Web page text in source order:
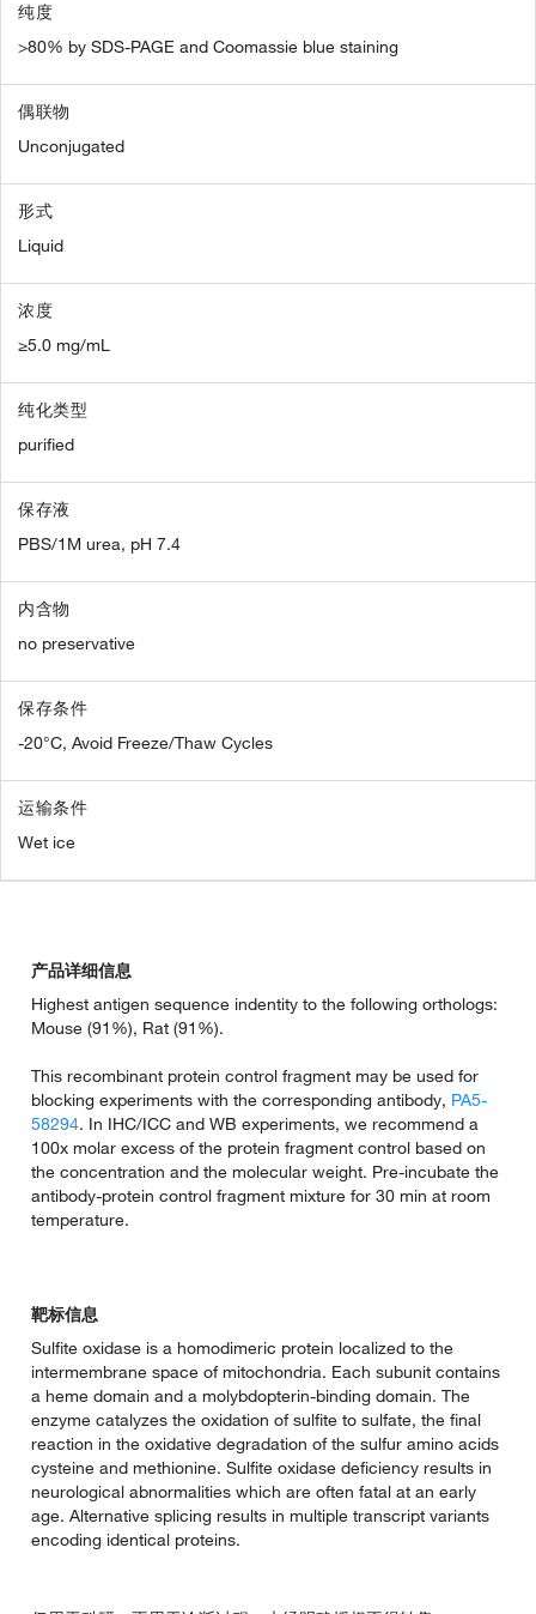
纯度
>80% by SDS-PAGE and Coomassie blue staining
偶联物
Unconjugated
形式
Liquid
浓度
≥5.0 mg/mL
纯化类型
purified
保存液
PBS/1M urea, pH 7.4
内含物
no preservative
保存条件
-20°C, Avoid Freeze/Thaw Cycles
运输条件
Wet ice
产品详细信息
Highest antigen sequence indentity to the following orthologs:
Mouse (91%), Rat (91%).
This recombinant protein control fragment may be used for
blocking experiments with the corresponding antibody, PA5-
58294. In IHC/ICC and WB experiments, we recommend a
100x molar excess of the protein fragment control based on
the concentration and the molecular weight. Pre-incubate the
antibody-protein control fragment mixture for 30 min at room
temperature.
靶标信息
Sulfite oxidase is a homodimeric protein localized to the
intermembrane space of mitochondria. Each subunit contains
a heme domain and a molybdopterin-binding domain. The
enzyme catalyzes the oxidation of sulfite to sulfate, the final
reaction in the oxidative degradation of the sulfur amino acids
cysteine and methionine. Sulfite oxidase deficiency results in
neurological abnormalities which are often fatal at an early
age. Alternative splicing results in multiple transcript variants
encoding identical proteins.